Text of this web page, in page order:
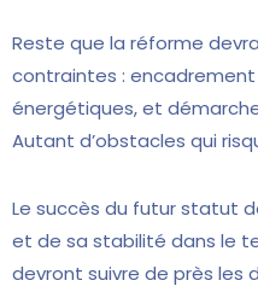
Reste que la réforme
contraintes : encadrement
énergétiques, et
Autant d’obstacles qui
Le succès du futur statut
et de sa stabilité dans le
devront suivre de près les